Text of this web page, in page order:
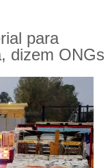
para
dizem ONGs